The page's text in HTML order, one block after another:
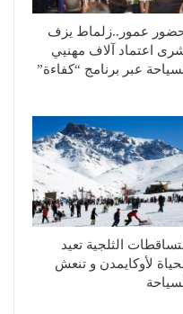
عمور..زلماط يزف
اعتماد آلاف مهنيي
عبر برنامج “كفاءة”
الثلجية تعيد
لأوكايمدن و تنعش